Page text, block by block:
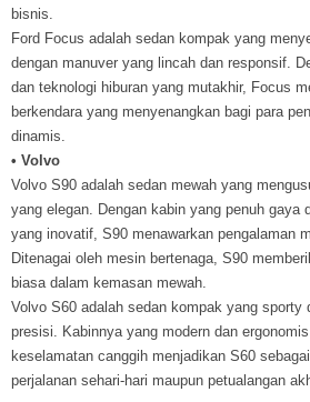
bisnis.
Ford Focus adalah sedan kompak yang
dengan manuver yang lincah dan responsif.
dan teknologi hiburan yang mutakhir, Focus
berkendara yang menyenangkan bagi para
dinamis.
• Volvo
Volvo S90 adalah sedan mewah yang
yang elegan. Dengan kabin yang penuh gaya
yang inovatif, S90 menawarkan pengalaman
Ditenagai oleh mesin bertenaga, S90
biasa dalam kemasan mewah.
Volvo S60 adalah sedan kompak yang sporty
presisi. Kabinnya yang modern dan
keselamatan canggih menjadikan S60
perjalanan sehari-hari maupun petualangan